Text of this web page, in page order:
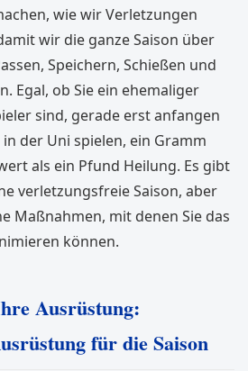
wie wir Verletzungen
wir die ganze Saison über
Speichern, Schießen und
Egal, ob Sie ein ehemaliger
sind, gerade erst anfangen
der Uni spielen, ein Gramm
als ein Pfund Heilung. Es gibt
verletzungsfreie Saison, aber
Maßnahmen, mit denen Sie das
können.
Ausrüstung:
für die Saison